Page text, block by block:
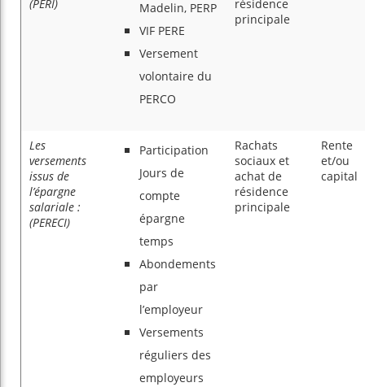
(PERI)
Madelin, PERP
VIF PERE
Versement
volontaire du
PERCO
résidence
principale
Les
versements
issus de
l’épargne
salariale :
(PERECI)
Participation
Jours de
compte
épargne
temps
Abondements
par
l’employeur
Versements
réguliers des
employeurs
Rachats
sociaux et
achat de
résidence
principale
Rente
et/ou
capital